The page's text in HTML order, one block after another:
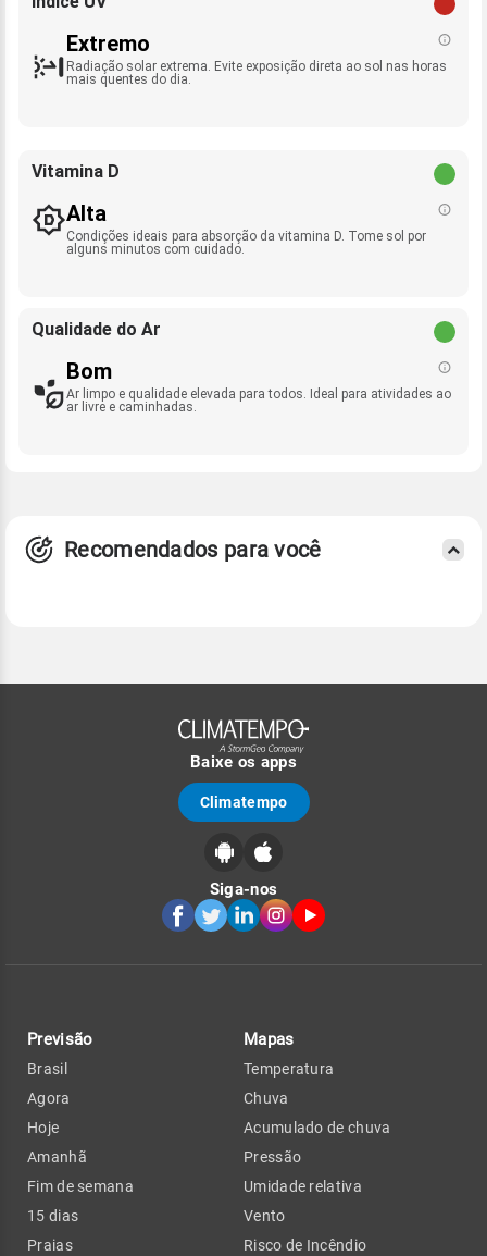
Extremo
Radiação solar extrema. Evite exposição direta ao sol nas horas
mais quentes do dia.
Vitamina D
Alta
Condições ideais para absorção da vitamina D. Tome sol por
alguns minutos com cuidado.
Qualidade do Ar
Bom
Ar limpo e qualidade elevada para todos. Ideal para atividades ao
ar livre e caminhadas.
Recomendados para você
Baixe os apps
Climatempo
Siga-nos
Previsão
Brasil
Agora
Hoje
Amanhã
Fim de semana
15 dias
Praias
Mapas
Temperatura
Chuva
Acumulado de chuva
Pressão
Umidade relativa
Vento
Risco de Incêndio